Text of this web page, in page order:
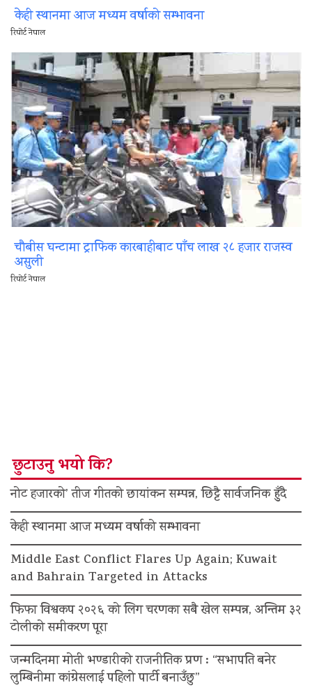
केही स्थानमा आज मध्यम वर्षाको सम्भावना
रिपोर्ट नेपाल
चौबीस घन्टामा ट्राफिक कारबाहीबाट पाँच लाख २८ हजार राजस्व
असुली
रिपोर्ट नेपाल
छुटाउनु भयो कि?
नोट हजारको’ तीज गीतको छायांकन सम्पन्न, छिट्टै सार्वजनिक हुँदै
केही स्थानमा आज मध्यम वर्षाको सम्भावना
Middle East Conflict Flares Up Again; Kuwait
and Bahrain Targeted in Attacks
फिफा विश्वकप २०२६ को लिग चरणका सबै खेल सम्पन्न, अन्तिम ३२
टोलीको समीकरण पूरा
जन्मदिनमा मोती भण्डारीको राजनीतिक प्रण : “सभापति बनेर
लुम्बिनीमा कांग्रेसलाई पहिलो पार्टी बनाउँछु”